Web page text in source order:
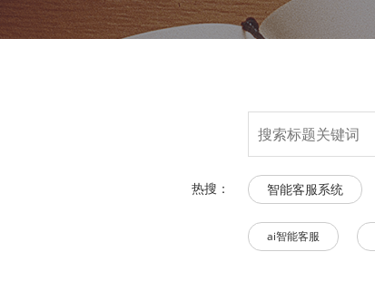
热搜： 智能客服系统
ai智能客服